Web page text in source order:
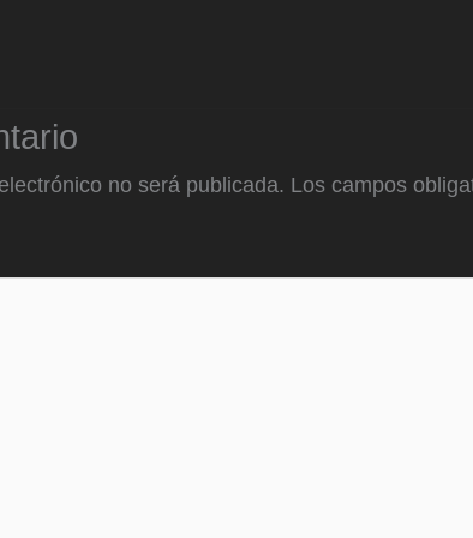
no será publicada. Los campos